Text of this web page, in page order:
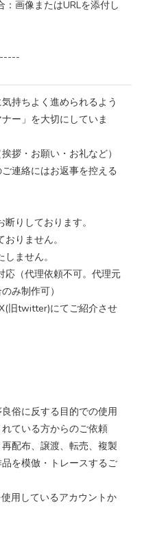
：画像またはURLを添付し
持ちよく進められるよう
ナー」を大切にしていま
拶・お願い・お礼など）
連絡にはお返事を控える
りしております。
りません。
ません。
応（代理依頼不可。代理元
み制作可）
旧twitter)にてご紹介させ
良俗に反する目的での使用
れている方からのご依頼
再配布、譲渡、転売、複製
品を模倣・トレースするご
用しているアカウントか